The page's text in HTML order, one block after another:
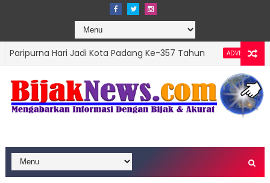
Jadi Kota Padang Ke-357 Tahun ADVERTORIAL
DPRD